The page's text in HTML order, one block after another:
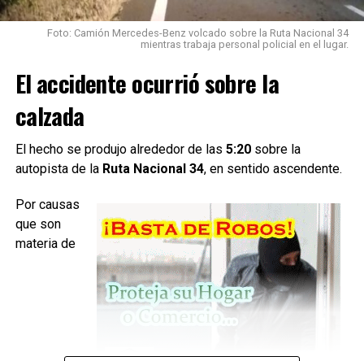
Durante la inspección del vehículo, los bomberos
detectaron unafuga activa de gas en el sistema de
, por lo que debieron intervenir para controlar la
situación.
Los efectivos realizaron el
del cilindro y desconectaron la batería
herramientas de mano, logrando neutralizar el riesgo.
Foto: Camión Mercedes-Benz volcado sobre la Ruta Nacional 34
mientras trabaja personal policial en el lugar.
El accidente ocurrió sobre la
calzada
El hecho se produjo alrededor de las 5:20sobre la
autopista de la Ruta Nacional 34, en sentido ascendente.
Por causas
que son
materia de